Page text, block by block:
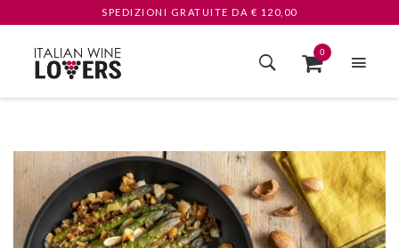
SPEDIZIONI GRATUITE DA € 120,00
0